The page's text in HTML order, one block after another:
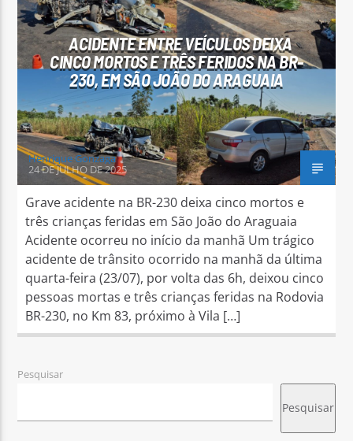
Arara Azul FM
ACIDENTE ENTRE VEÍCULOS DEIXA
CINCO MORTOS E TRÊS FERIDOS NA BR-
230, EM SÃO JOÃO DO ARAGUAIA
Henrique Gonzaga
24 DE JULHO DE 2025
Grave acidente na BR-230 deixa cinco mortos e
três crianças feridas em São João do Araguaia
Acidente ocorreu no início da manhã Um trágico
acidente de trânsito ocorrido na manhã da última
quarta-feira (23/07), por volta das 6h, deixou cinco
pessoas mortas e três crianças feridas na Rodovia
BR-230, no Km 83, próximo à Vila […]
Pesquisar
Pesquisar